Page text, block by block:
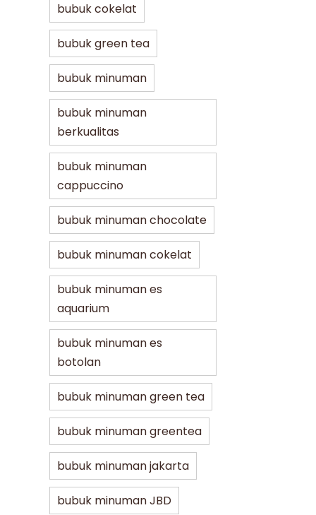
bubuk cokelat
bubuk green tea
bubuk minuman
bubuk minuman
berkualitas
bubuk minuman
cappuccino
bubuk minuman chocolate
bubuk minuman cokelat
bubuk minuman es
aquarium
bubuk minuman es
botolan
bubuk minuman green tea
bubuk minuman greentea
bubuk minuman jakarta
bubuk minuman JBD